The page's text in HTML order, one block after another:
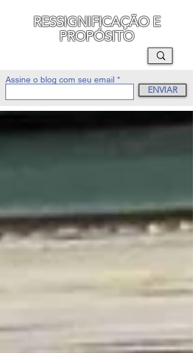
RESSIGNIFICAÇÃO E
PROPÓSITO
Assine o blog com seu email
ENVIAR